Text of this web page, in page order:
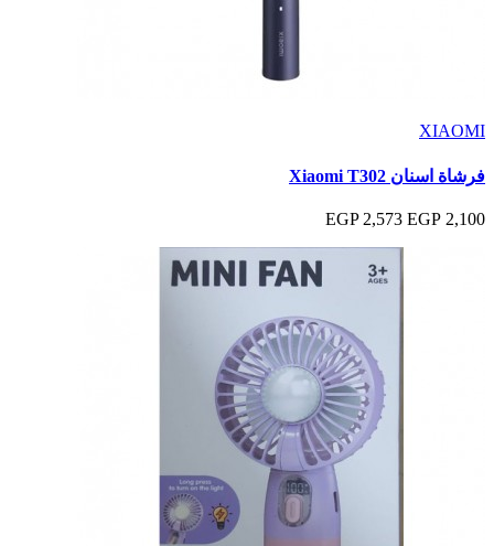
XIAOMI
فرشاة اسنان Xiaomi T302
2,100 EGP
2,573 EGP